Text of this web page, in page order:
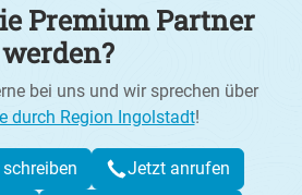
Premium Partner
werden?
bei uns und wir sprechen über
durch Region Ingolstadt!
Jetzt anrufen